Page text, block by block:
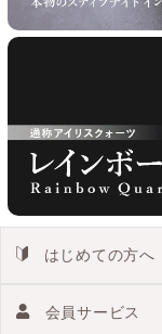
はじめての方へ
会員サービス